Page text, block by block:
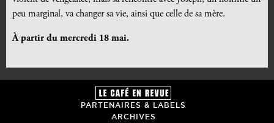
peu marginal, va changer sa vie, ainsi que celle de sa mère.
À partir du mercredi 18 mai.
PARTENAIRES & LABELS
ARCHIVES